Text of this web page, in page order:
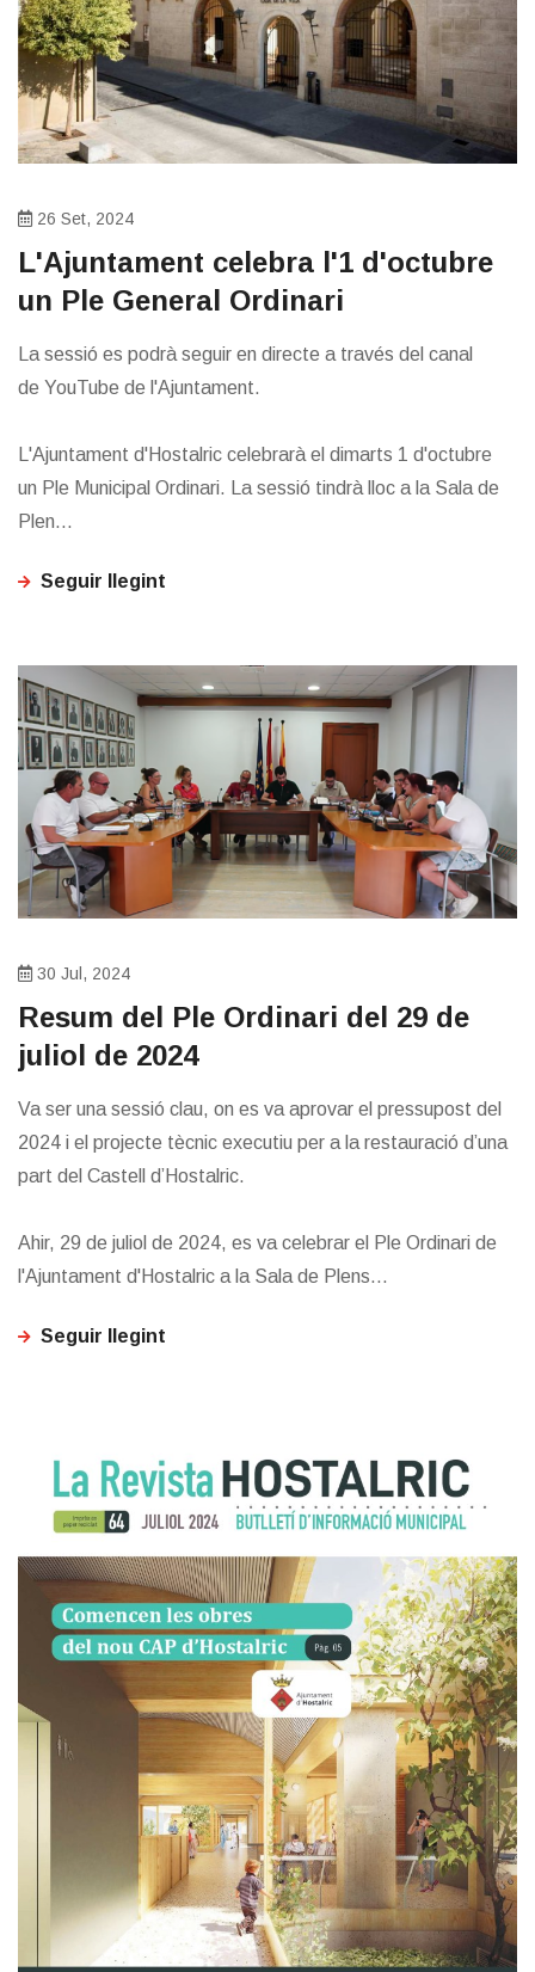
26 Set, 2024
L'Ajuntament celebra l'1 d'octubre
un Ple General Ordinari
La sessió es podrà seguir en directe a través del canal
de YouTube de l'Ajuntament.
L'Ajuntament d'Hostalric celebrarà el dimarts 1 d'octubre
un Ple Municipal Ordinari. La sessió tindrà lloc a la Sala de
Plen...
Seguir llegint
30 Jul, 2024
Resum del Ple Ordinari del 29 de
juliol de 2024
Va ser una sessió clau, on es va aprovar el pressupost del
2024 i el projecte tècnic executiu per a la restauració d’una
part del Castell d’Hostalric.
Ahir, 29 de juliol de 2024, es va celebrar el Ple Ordinari de
l'Ajuntament d'Hostalric a la Sala de Plens...
Seguir llegint